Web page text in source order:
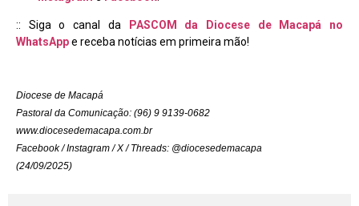
:: Siga o canal da
PASCOM da Diocese de Macapá no
WhatsAppe receba notícias em primeira mão!
Diocese de Macapá
Pastoral da Comunicação: (96) 9 9139-0682
www.diocesedemacapa.com.br
Facebook / Instagram / X / Threads: @diocesedemacapa
(24/09/2025)